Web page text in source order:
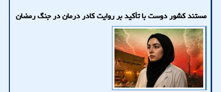
مستند کشور دوست با تأکید بر روایت کادر درمان در جنگ رمضان